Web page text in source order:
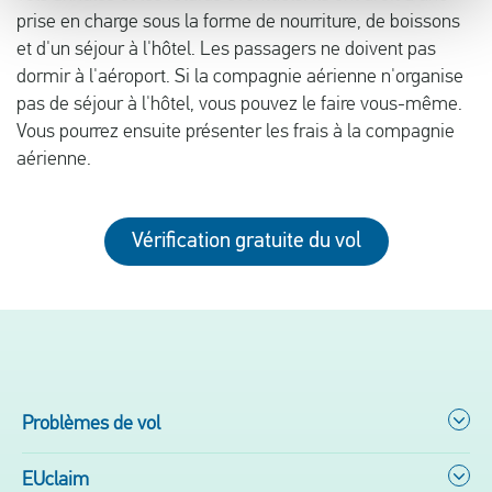
prise en charge sous la forme de nourriture, de boissons
et d'un séjour à l'hôtel. Les passagers ne doivent pas
dormir à l'aéroport. Si la compagnie aérienne n'organise
pas de séjour à l'hôtel, vous pouvez le faire vous-même.
Vous pourrez ensuite présenter les frais à la compagnie
aérienne.
Vérification gratuite du vol
Problèmes de vol
EUclaim